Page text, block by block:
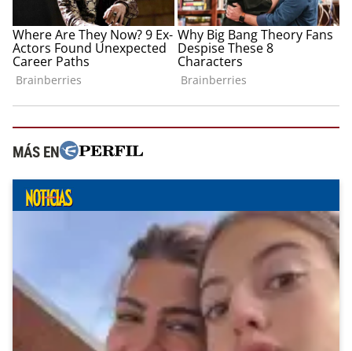
MÁS EN